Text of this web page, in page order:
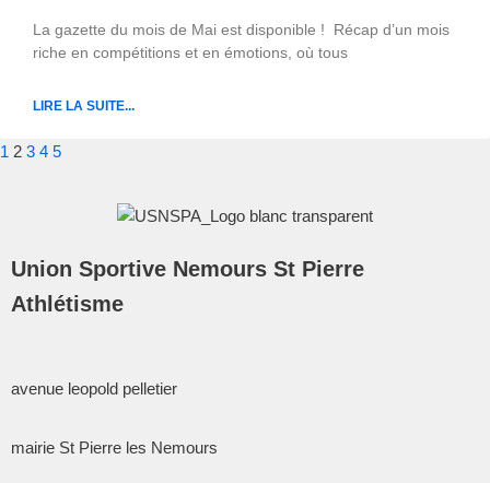
La gazette du mois de Mai est disponible ! Récap d’un mois
riche en compétitions et en émotions, où tous
LIRE LA SUITE...
1 2 3 4 5
Union Sportive Nemours St Pierre
Athlétisme
avenue leopold pelletier
mairie St Pierre les Nemours